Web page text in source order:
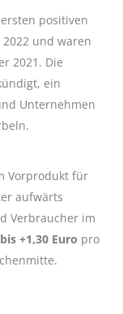
positiven
und waren
2021. Die
ein
Unternehmen
Vorprodukt für
aufwärts
Verbraucher im
+1,30 Euro pro